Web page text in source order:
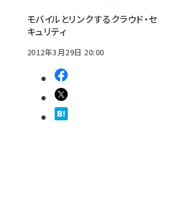
モバイルとリンクするクラウド・セ
キュリティ
2012年3月29日 20:00